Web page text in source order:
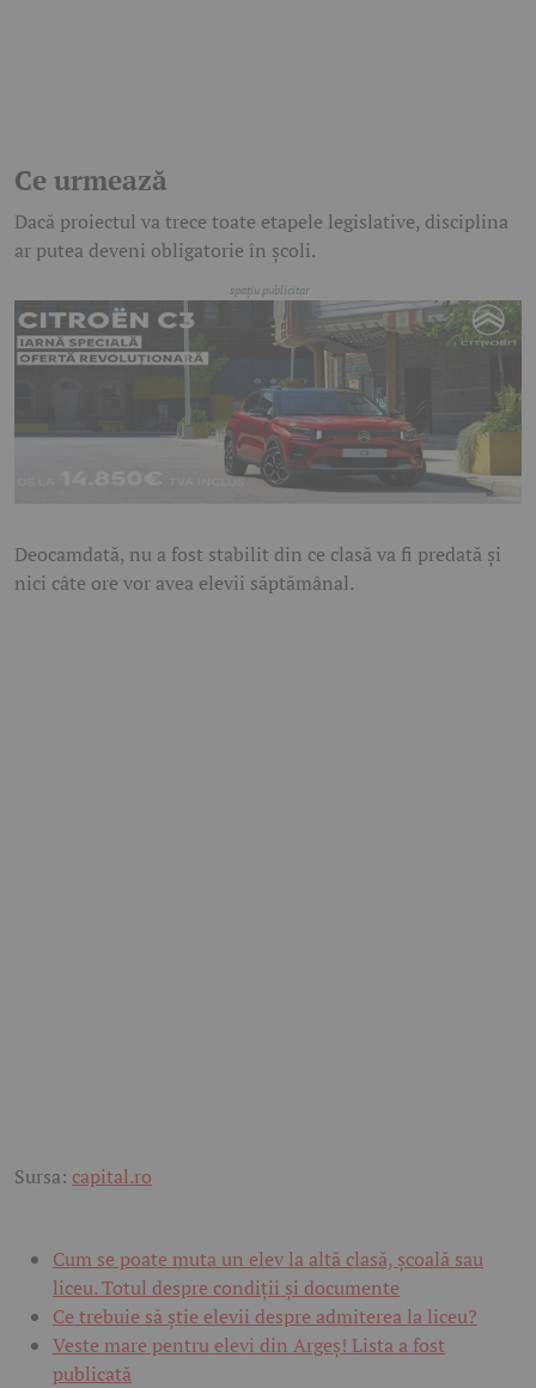
Ce urmează
Dacă proiectul va trece toate etapele legislative, disciplina
ar putea deveni obligatorie în școli.
Deocamdată, nu a fost stabilit din ce clasă va fi predată și
nici câte ore vor avea elevii săptămânal.
Sursa: capital.ro
Cum se poate muta un elev la altă clasă, școală sau
liceu. Totul despre condiții și documente
Ce trebuie să știe elevii despre admiterea la liceu?
Veste mare pentru elevi din Argeș! Lista a fost
publicată